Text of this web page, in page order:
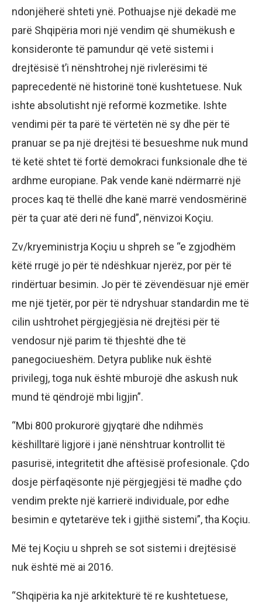
ndonjëherë shteti ynë. Pothuajse një dekadë me
parë Shqipëria mori një vendim që shumëkush e
konsideronte të pamundur që vetë sistemi i
drejtësisë t’i nënshtrohej një rivlerësimi të
paprecedentë në historinë tonë kushtetuese. Nuk
ishte absolutisht një reformë kozmetike. Ishte
vendimi për ta parë të vërtetën në sy dhe për të
pranuar se pa një drejtësi të besueshme nuk mund
të ketë shtet të fortë demokraci funksionale dhe të
ardhme europiane. Pak vende kanë ndërmarrë një
proces kaq të thellë dhe kanë marrë vendosmërinë
për ta çuar atë deri në fund”, nënvizoi Koçiu.
Zv/kryeministrja Koçiu u shpreh se “e zgjodhëm
këtë rrugë jo për të ndëshkuar njerëz, por për të
rindërtuar besimin. Jo për të zëvendësuar një emër
me një tjetër, por për të ndryshuar standardin me të
cilin ushtrohet përgjegjësia në drejtësi për të
vendosur një parim të thjeshtë dhe të
panegociueshëm. Detyra publike nuk është
privilegj, toga nuk është mburojë dhe askush nuk
mund të qëndrojë mbi ligjin”.
“Mbi 800 prokurorë gjyqtarë dhe ndihmës
këshilltarë ligjorë i janë nënshtruar kontrollit të
pasurisë, integritetit dhe aftësisë profesionale. Çdo
dosje përfaqësonte një përgjegjësi të madhe çdo
vendim prekte një karrierë individuale, por edhe
besimin e qytetarëve tek i gjithë sistemi”, tha Koçiu.
Më tej Koçiu u shpreh se sot sistemi i drejtësisë
nuk është më ai 2016.
“Shqipëria ka një arkitekturë të re kushtetuese,